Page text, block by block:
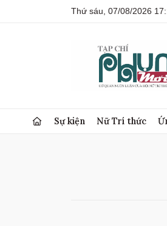
Thứ sáu, 07/08/2026
Sự kiện Nữ Trí thức